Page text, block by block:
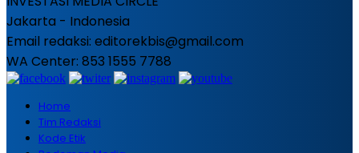
Jakarta - Indonesia
Email redaksi: editorekbis@gmail.com
WA Center: 853 1555 7788
Home
Tim Redaksi
Kode Etik